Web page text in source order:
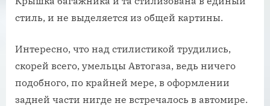
стиль, и не выделяется из общей картины.
Интересно, что над стилистикой трудились,
скорей всего, умельцы Автогаза, ведь ничего
подобного, по крайней мере, в оформлении
задней части нигде не встречалось в автомире.